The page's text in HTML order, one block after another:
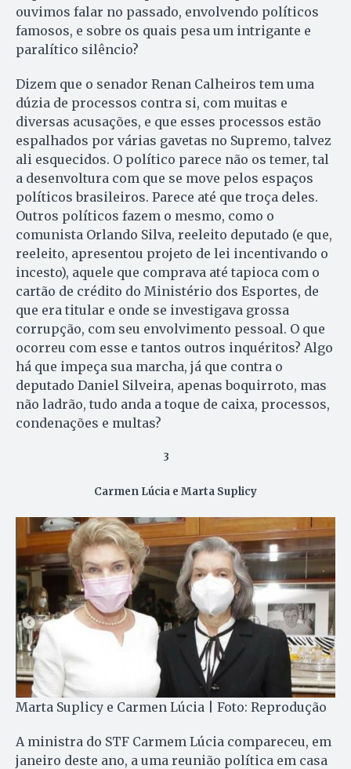
ouvimos falar no passado, envolvendo políticos
famosos, e sobre os quais pesa um intrigante e
paralítico silêncio?
Dizem que o senador Renan Calheiros tem uma
dúzia de processos contra si, com muitas e
diversas acusações, e que esses processos estão
espalhados por várias gavetas no Supremo, talvez
ali esquecidos. O político parece não os temer, tal
a desenvoltura com que se move pelos espaços
políticos brasileiros. Parece até que troça deles.
Outros políticos fazem o mesmo, como o
comunista Orlando Silva, reeleito deputado (e que,
reeleito, apresentou projeto de lei incentivando o
incesto), aquele que comprava até tapioca com o
cartão de crédito do Ministério dos Esportes, de
que era titular e onde se investigava grossa
corrupção, com seu envolvimento pessoal. O que
ocorreu com esse e tantos outros inquéritos? Algo
há que impeça sua marcha, já que contra o
deputado Daniel Silveira, apenas boquirroto, mas
não ladrão, tudo anda a toque de caixa, processos,
condenações e multas?
3
Carmen Lúcia e Marta Suplicy
Marta Suplicy e Carmen Lúcia | Foto: Reprodução
A ministra do STF Carmem Lúcia compareceu, em
janeiro deste ano, a uma reunião política em casa